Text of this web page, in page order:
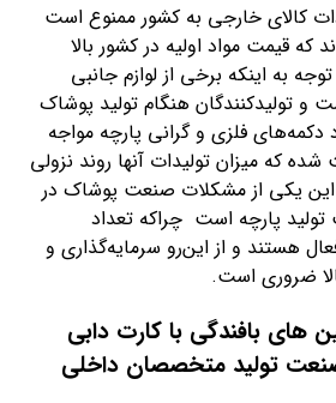
کالای خارجی به کشور ممنوع است
که قیمت مواد اولیه در کشور بالا
به اینکه برخی از لوازم جانبی
و تولیدکنندگان هنگام تولید پوشاک
دکمه‌های فلزی و گرانی پارچه مواجه
که میزان تولیدات آنها روند نزولی
این یکی از مشکلات صنعت پوشاک در
پارچه است چراکه تعداد
هستند و از این‌رو سرمایه‌گذاری و
ضروری است.
های بافندگی با کارت دابی
تولید متخصصان داخلی